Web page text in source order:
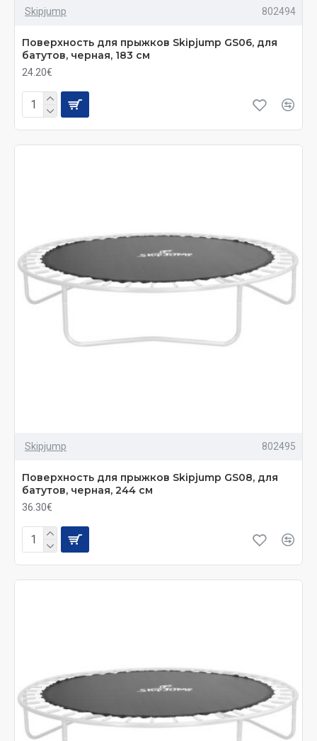
Skipjump 802494
Поверхность для прыжков Skiрjumр GS06, для
батутов, черная, 183 см
24.20€
Skipjump 802495
Поверхность для прыжков Skiрjumр GS08, для
батутов, черная, 244 см
36.30€